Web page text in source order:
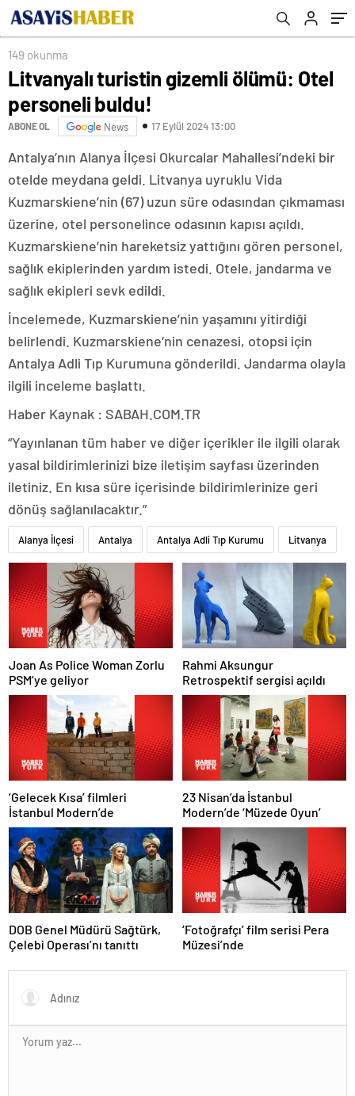
149 okunma
Litvanyalı turistin gizemli ölümü: Otel
personeli buldu!
ABONE OL News 17 Eylül 2024 13:00
Antalya’nın Alanya İlçesi Okurcalar Mahallesi’ndeki bir
otelde meydana geldi. Litvanya uyruklu Vida
Kuzmarskiene’nin (67) uzun süre odasından çıkmaması
üzerine, otel personelince odasının kapısı açıldı.
Kuzmarskiene’nin hareketsiz yattığını gören personel,
sağlık ekiplerinden yardım istedi. Otele, jandarma ve
sağlık ekipleri sevk edildi.
İncelemede, Kuzmarskiene’nin yaşamını yitirdiği
belirlendi. Kuzmarskiene’nin cenazesi, otopsi için
Antalya Adli Tıp Kurumuna gönderildi. Jandarma olayla
ilgili inceleme başlattı.
Haber Kaynak : SABAH.COM.TR
“Yayınlanan tüm haber ve diğer içerikler ile ilgili olarak
yasal bildirimlerinizi bize iletişim sayfası üzerinden
iletiniz. En kısa süre içerisinde bildirimlerinize geri
dönüş sağlanılacaktır.”
Alanya İlçesi Antalya Antalya Adli Tıp Kurumu Litvanya
Joan As Police Woman Zorlu
PSM’ye geliyor
Rahmi Aksungur
Retrospektif sergisi açıldı
‘Gelecek Kısa’ filmleri
İstanbul Modern’de
23 Nisan’da İstanbul
Modern’de ‘Müzede Oyun’
DOB Genel Müdürü Sağtürk,
Çelebi Operası’nı tanıttı
‘Fotoğrafçı’ film serisi Pera
Müzesi’nde